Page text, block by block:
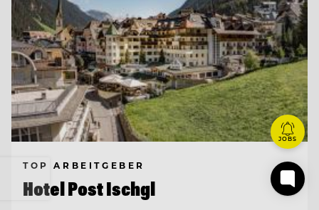
TOP ARBEITGEBER
Hotel Post Ischgl
JOBS